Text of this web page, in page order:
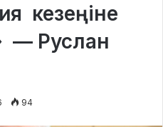
кезеңіне
— Руслан
94